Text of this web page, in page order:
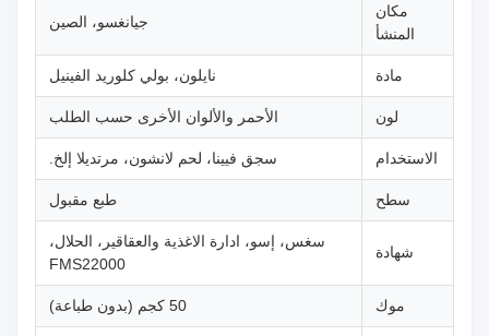
مكان
المنشأ
جيانغسو، الصين
مادة نايلون، بولي كلوريد الفينيل
لون الأحمر والألوان الأخرى حسب الطلب
الاستخدام سجق فيينا، لحم لانشون، مرتديلا إلخ.
سطح طبع مقبول
شهادة
سغس، إسو، ادارة الاغذية والعقاقير، الحلال،
FMS22000
موك 50 كجم (بدون طباعة)